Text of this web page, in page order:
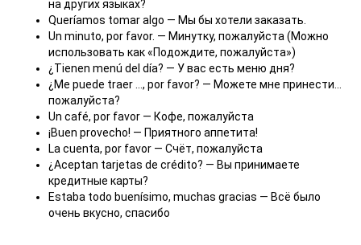
на других языках?
Queríamos tomar algo — Мы бы хотели заказать.
Un minuto, por favor. — Минутку, пожалуйста (Можно
использовать как «Подождите, пожалуйста»)
¿Tienen menú del día? — У вас есть меню дня?
¿Me puede traer …, por favor? — Можете мне принести…
пожалуйста?
Un café, por favor — Кофе, пожалуйста
¡Buen provecho! — Приятного аппетита!
La cuenta, por favor — Счёт, пожалуйста
¿Aceptan tarjetas de crédito? — Вы принимаете
кредитные карты?
Estaba todo buenísimo, muchas gracias — Всё было
очень вкусно, спасибо